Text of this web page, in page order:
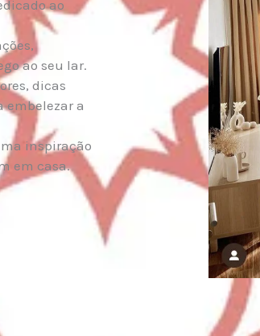
ao
ao seu lar.
dicas
embelezar a
inspiração
em casa.